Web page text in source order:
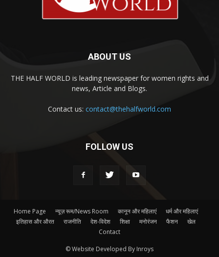
ABOUT US
THE HALF WORLD is leading newspaper for women rights and
news, Article and Blogs.
Contact us: contact@thehalfworld.com
FOLLOW US
Home Page न्यूज़ रूम/News Room कानून और महिलाएं
धर्म और महिलाएं
इतिहास और औरत
राजनीति देश-विदेश शिक्षा मनोरंजन फैशन
खेल
Contact
© Website Developed By Inroys